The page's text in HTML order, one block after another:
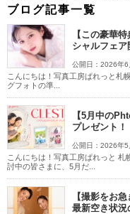
オプション
アクセス/TEL
こだわりポイント
ブログ記事一覧
【この豪華
シャルフェア
公開日：2026年6
こんにちは！写真工房ぱれっと札
グフォトの準...
【5月中の
プレゼント！
公開日：2026年5
こんにちは！写真工房ぱれっと
討中の皆さまに、5月だ...
【撮影をお
最新空き状